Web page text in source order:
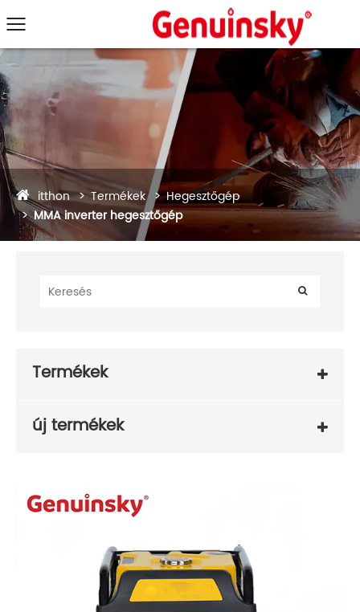
itthon Termékek
Hegesztőgép
MMA inverter hegesztőgép
Termékek
új termékek